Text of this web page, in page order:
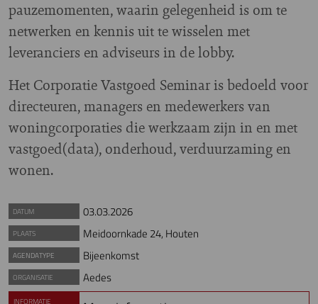
pauzemomenten, waarin gelegenheid is om te
netwerken en kennis uit te wisselen met
leveranciers en adviseurs in de lobby.
Het Corporatie Vastgoed Seminar is bedoeld voor
directeuren, managers en medewerkers van
woningcorporaties die werkzaam zijn in en met
vastgoed(data), onderhoud, verduurzaming en
wonen.
DATUM 03.03.2026
PLAATS Meidoornkade 24, Houten
AGENDATYPE Bijeenkomst
ORGANISATIE Aedes
INFORMATIE